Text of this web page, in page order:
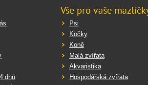
dnů
Vše pro vaše
Psi
Kočky
Koně
Malá zvířata
Akvaristika
Hospodářská zvířata